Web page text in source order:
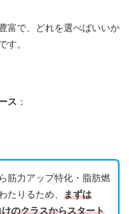
富で、どれを選べばいいか
す。
ス ：
筋力アップ特化・脂肪燃
たりるため、 まずは
のクラスからスタート